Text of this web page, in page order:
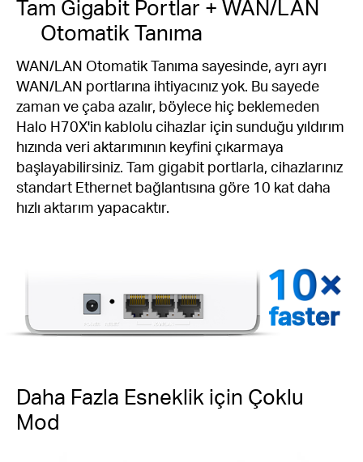
Tam Gigabit Portlar + WAN/LAN
Otomatik Tanıma
WAN/LAN Otomatik Tanıma sayesinde, ayrı ayrı
WAN/LAN portlarına ihtiyacınız yok. Bu sayede
zaman ve çaba azalır, böylece hiç beklemeden
Halo H70X'in kablolu cihazlar için sunduğu yıldırım
hızında veri aktarımının keyfini çıkarmaya
başlayabilirsiniz. Tam gigabit portlarla, cihazlarınız
standart Ethernet bağlantısına göre 10 kat daha
hızlı aktarım yapacaktır.
faster
Daha Fazla Esneklik için Çoklu
Mod